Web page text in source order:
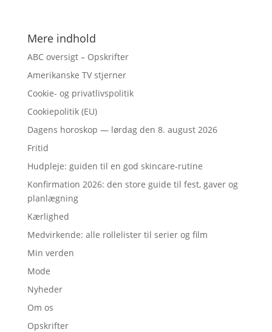
Mere indhold
ABC oversigt – Opskrifter
Amerikanske TV stjerner
Cookie- og privatlivspolitik
Cookiepolitik (EU)
Dagens horoskop — lørdag den 8. august 2026
Fritid
Hudpleje: guiden til en god skincare-rutine
Konfirmation 2026: den store guide til fest, gaver og
planlægning
Kærlighed
Medvirkende: alle rollelister til serier og film
Min verden
Mode
Nyheder
Om os
Opskrifter